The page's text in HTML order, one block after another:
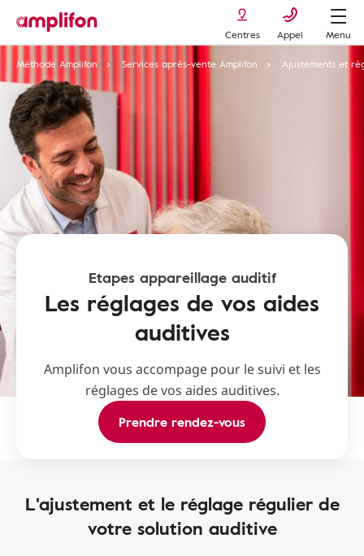
Centres Appel
Menu
Méthode Amplifon
Services après-vente Amplifon Ajustements et
Etapes appareillage auditif
Les réglages de vos aides
auditives
Amplifon vous accompage pour le suivi et les
réglages de vos aides auditives.
Prendre rendez-vous
L'ajustement et le réglage régulier de
votre solution auditive